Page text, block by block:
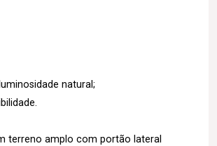
natural;
terreno amplo com portão lateral